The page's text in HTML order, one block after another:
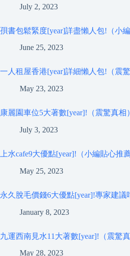
July 2, 2023
孭書包鬆緊度[year]詳盡懶人包!（小編
June 25, 2023
一人租屋香港[year]詳細懶人包!（震驚
May 23, 2023
康麗園車位5大著數[year]!（震驚真相）
July 3, 2023
上水cafe9大優點[year]!（小編貼心推薦
May 25, 2023
永久脫毛價錢6大優點[year]!專家建
January 8, 2023
九運西南見水11大著數[year]!（震驚真
May 28, 2023